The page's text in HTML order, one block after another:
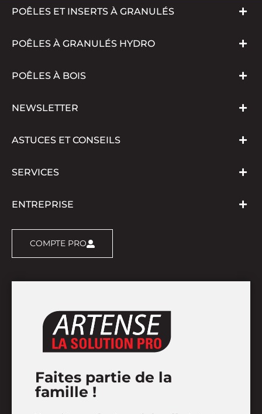
POÊLES ET INSERTS À GRANULÉS
POÊLES À GRANULÉS HYDRO
POÊLES À BOIS
NEWSLETTER
ASTUCES ET CONSEILS
SERVICES
ENTREPRISE
COMPTE PRO
Faites partie de la
famille !